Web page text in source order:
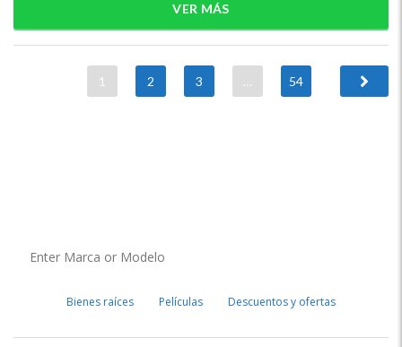
VER MÁS
1 2 3 … 54
Bienes raíces Películas Descuentos y ofertas